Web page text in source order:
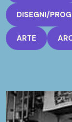
DISEGNI/
ARTE